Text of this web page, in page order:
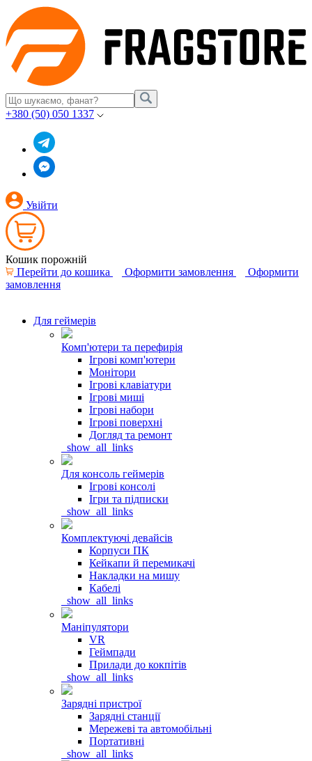
+380 (50) 050 1337
Увійти
Кошик порожній
Перейти до кошика
Оформити замовлення
Оформити
замовлення
Для геймерів
Комп'ютери та перефирія
Ігрові комп'ютери
Монітори
Ігрові клавіатури
Ігрові миші
Ігрові набори
Ігрові поверхні
Догляд та ремонт
_show_all_links
Для консоль геймерів
Ігрові консолі
Ігри та підписки
_show_all_links
Комплектуючі девайсів
Корпуси ПК
Кейкапи й перемикачі
Накладки на мишу
Кабелі
_show_all_links
Маніпулятори
VR
Геймпади
Прилади до кокпітів
_show_all_links
Зарядні пристрої
Зарядні станції
Мережеві та автомобільні
Портативні
_show_all_links